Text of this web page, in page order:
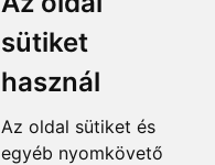
sütiket
használ
Az oldal sütiket és
egyéb nyomkövető